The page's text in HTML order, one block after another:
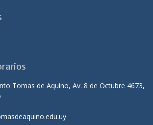
Tomas de Aquino, Av. 8 de Octubre 4673,